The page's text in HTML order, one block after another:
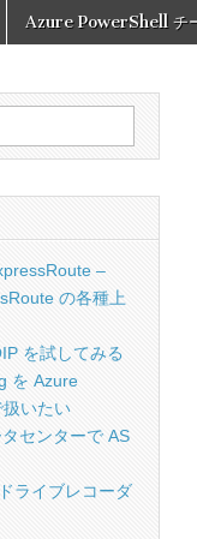
in
Azure PowerShell チ
–
の各種上
を試してみる
を Azure
いたい
センターで AS
ライブレコーダ